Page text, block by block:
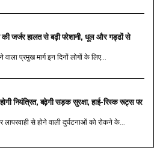
की जर्जर हालत से बढ़ी परेशानी, धूल और गड्ढों से
वाला प्रमुख मार्ग इन दिनों लोगों के लिए...
नियंत्रित, बढ़ेगी सड़क सुरक्षा, हाई-रिस्क रूट्स पर
लापरवाही से होने वाली दुर्घटनाओं को रोकने के...